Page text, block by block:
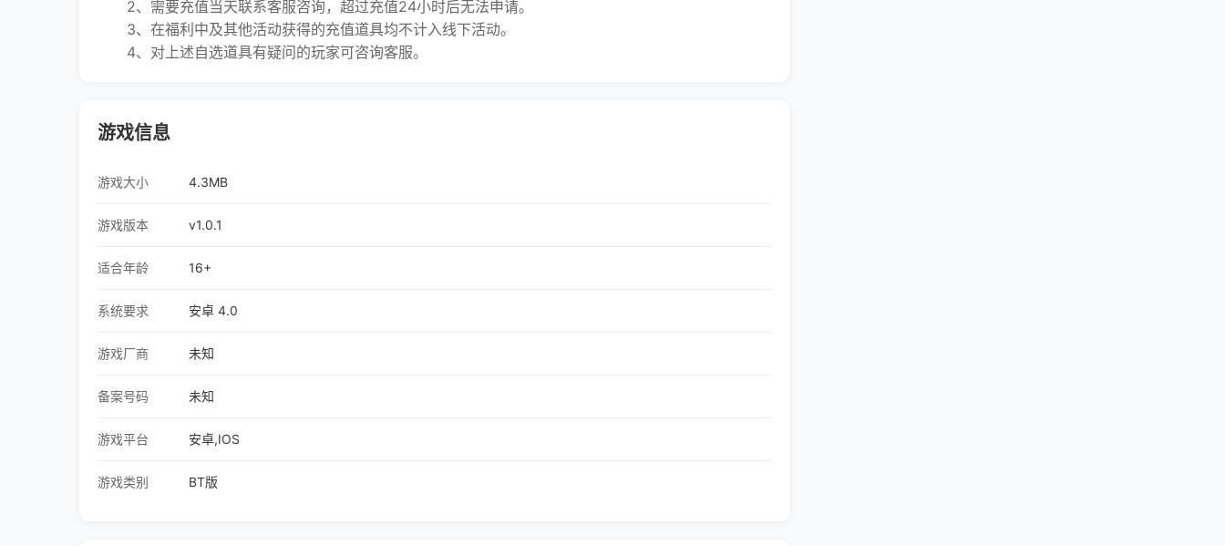
2、需要充值当天联系客服咨询，超过充值24小时后无法申请。
3、在福利中及其他活动获得的充值道具均不计入线下活动。
4、对上述自选道具有疑问的玩家可咨询客服。
游戏信息
游戏大小 4.3MB
游戏版本 v1.0.1
适合年龄 16+
系统要求 安卓 4.0
游戏厂商 未知
备案号码 未知
游戏平台 安卓,IOS
游戏类别 BT版